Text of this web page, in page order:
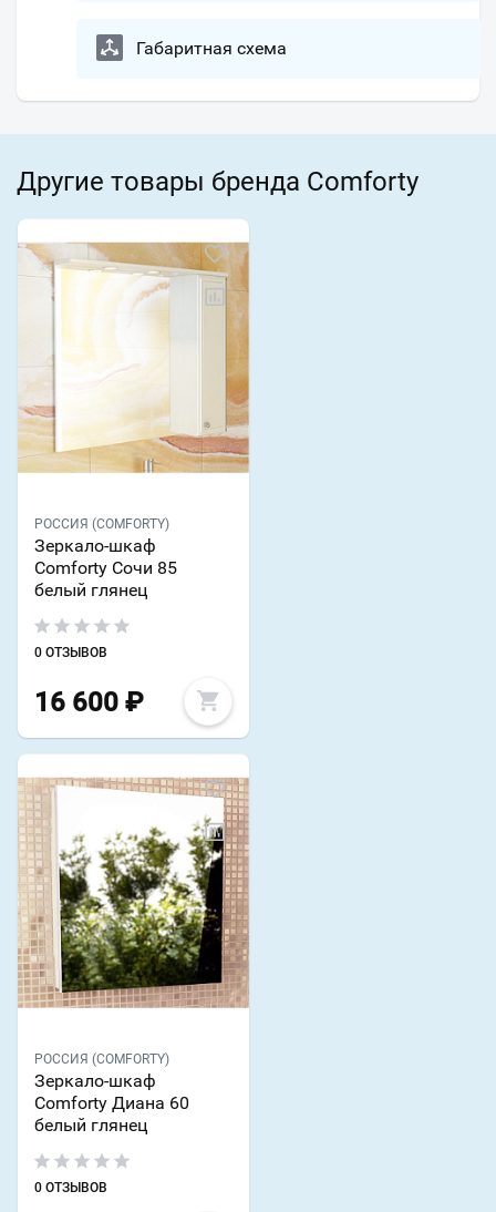
Габаритная схема
Другие товары бренда Comforty
РОССИЯ (COMFORTY)
Зеркало-шкаф
Comforty Сочи 85
белый глянец
0 ОТЗЫВОВ
16 600 ₽
РОССИЯ (COMFORTY)
Зеркало-шкаф
Comforty Диана 60
белый глянец
0 ОТЗЫВОВ